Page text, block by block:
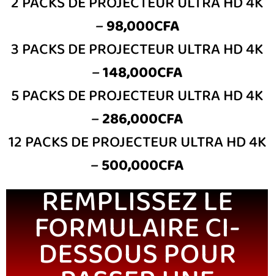
–98,000CFA
3 PACKS DE PROJECTEUR ULTRA HD 4K
–148,000CFA
5 PACKS DE PROJECTEUR ULTRA HD 4K
–286,000CFA
12 PACKS DE PROJECTEUR ULTRA HD 4K
–500,000CFA
REMPLISSEZ LE
FORMULAIRE CI-
DESSOUS POUR